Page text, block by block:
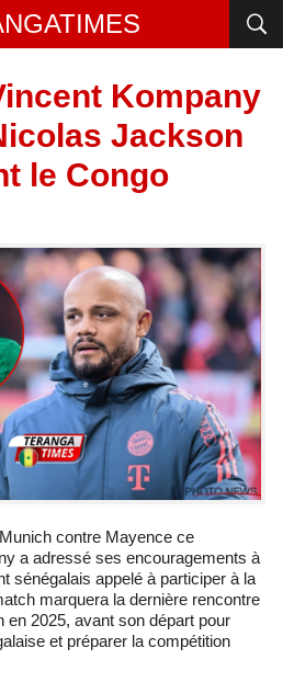
Kompany
Jackson
le Congo
a adressé ses encouragements à
sénégalais appelé à participer à la
marquera la dernière rencontre
2025, avant son départ pour
et préparer la compétition